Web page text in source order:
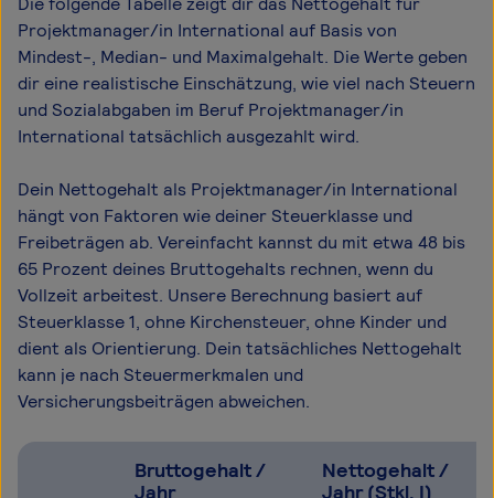
Projektmanager/in International auf Basis von
Mindest-, Median- und Maximal­gehalt. Die Werte geben
dir eine realistische Einschätzung, wie viel nach Steuern
und Sozialabgaben im Beruf Projektmanager/in
International tatsächlich ausgezahlt wird.
Dein Nettogehalt als Projektmanager/in International
hängt von Faktoren wie deiner Steuerklasse und
Freibeträgen ab. Vereinfacht kannst du mit etwa 48 bis
65 Prozent deines Bruttogehalts rechnen, wenn du
Vollzeit arbeitest. Unsere Berechnung basiert auf
Steuerklasse 1, ohne Kirchensteuer, ohne Kinder und
dient als Orientierung. Dein tatsächliches Nettogehalt
kann je nach Steuermerkmalen und
Versicherungsbeiträgen abweichen.
Bruttogehalt /
Jahr
Nettogehalt /
Jahr (Stkl. I)